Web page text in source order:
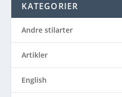
KATEGORIER
Andre stilarter
Artikler
English